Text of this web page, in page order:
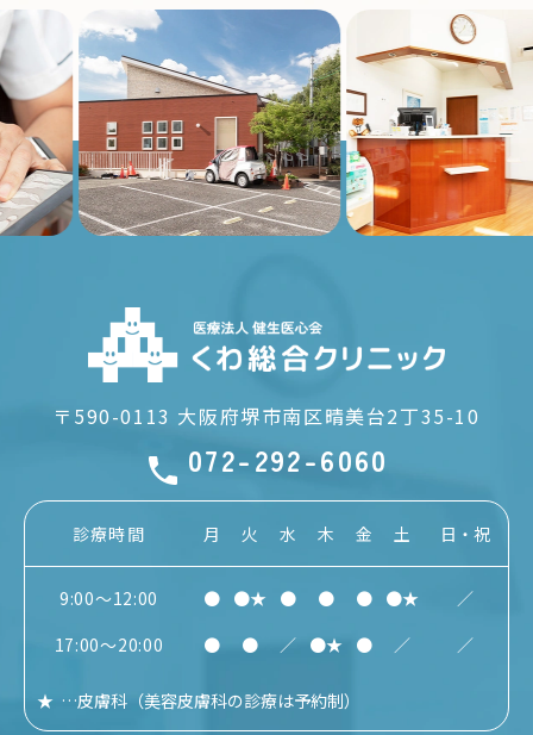
Previous Next
〒590-0113 大阪府堺市南区晴美台2丁35-10
072-292-6060
診療時間 月 火 水 木 金 土 日・祝
9:00～12:00 ● ●★ ● ● ● ●★
／
17:00～20:00
● ● ／ ●★ ● ／ ／
★ …皮膚科 （美容皮膚科の診療は予約制）